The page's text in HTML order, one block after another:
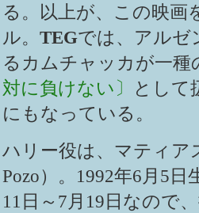
る。以上が、この映画
ル。 TEGでは、アルゼ
るカムチャッカが一種
対に負けない〕
として
にもなっている。
ハリー役は、マティア
Pozo）。1992年6月5
11日～7月19日なので